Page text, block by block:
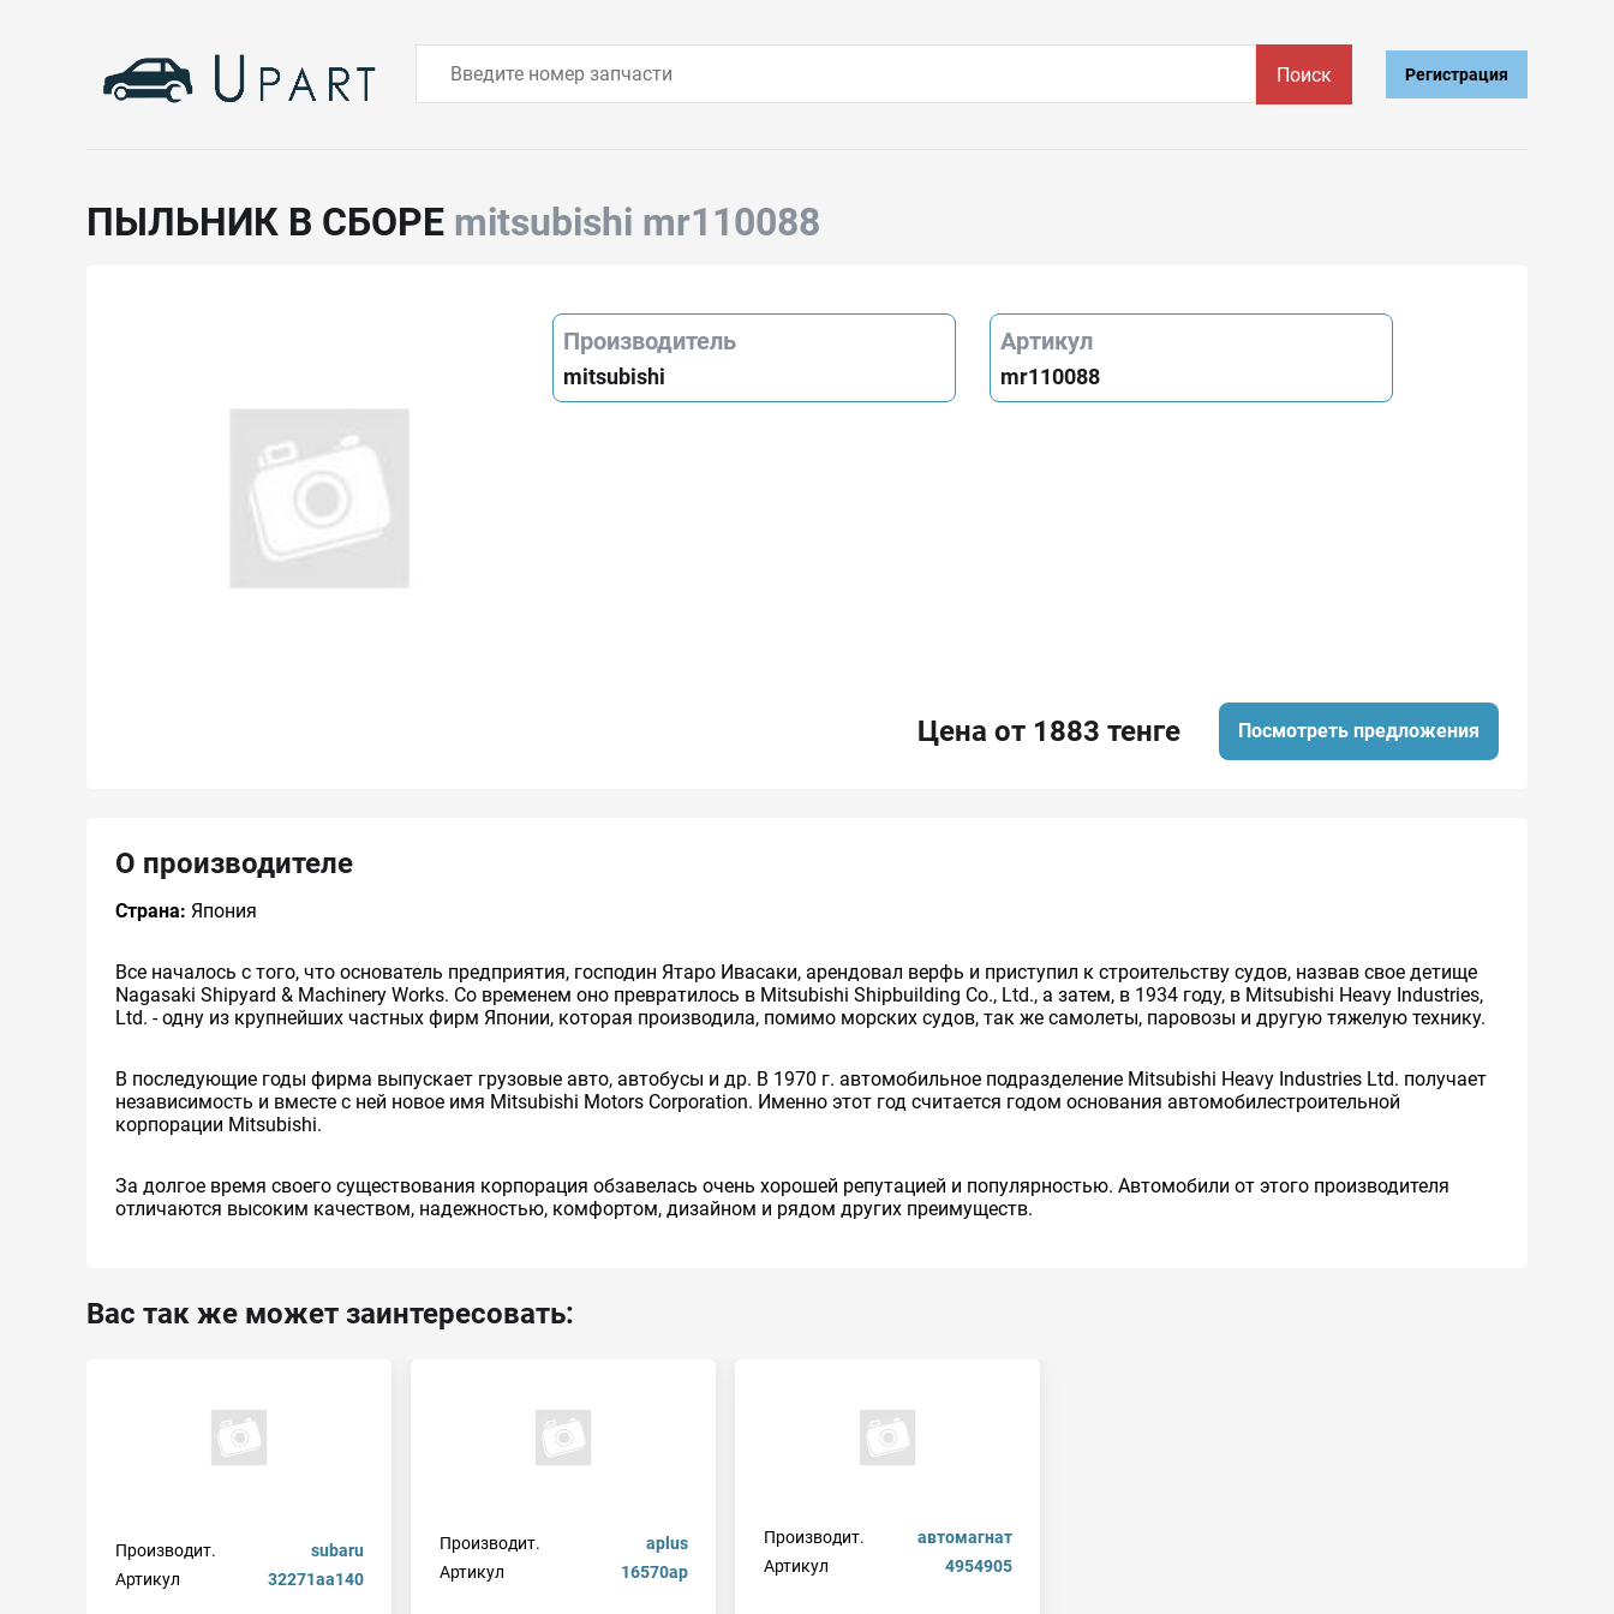
Поиск Регистрация
ПЫЛЬНИК В СБОРЕ mitsubishi mr110088
Производитель
mitsubishi
Артикул
mr110088
Цена от 1883 тенге Посмотреть предложения
О производителе
Страна: Япония
Все началось с того, что основатель предприятия, господин Ятаро Ивасаки, арендовал верфь и приступил к строительству судов, назвав свое детище
Nagasaki Shipyard & Machinery Works. Со временем оно превратилось в Mitsubishi Shipbuilding Co., Ltd., а затем, в 1934 году, в Mitsubishi Heavy Industries,
Ltd. - одну из крупнейших частных фирм Японии, которая производила, помимо морских судов, так же самолеты, паровозы и другую тяжелую технику.
В последующие годы фирма выпускает грузовые авто, автобусы и др. В 1970 г. автомобильное подразделение Mitsubishi Heavy Industries Ltd. получает
независимость и вместе с ней новое имя Mitsubishi Motors Corporation. Именно этот год считается годом основания автомобилестроительной
корпорации Mitsubishi.
За долгое время своего существования корпорация обзавелась очень хорошей репутацией и популярностью. Автомобили от этого производителя
отличаются высоким качеством, надежностью, комфортом, дизайном и рядом других преимуществ.
Вас так же может заинтересовать:
Производит.
subaru
Артикул
32271aa140
Производит.
aplus
Артикул
16570ap
Производит.
автомагнат
Артикул
4954905